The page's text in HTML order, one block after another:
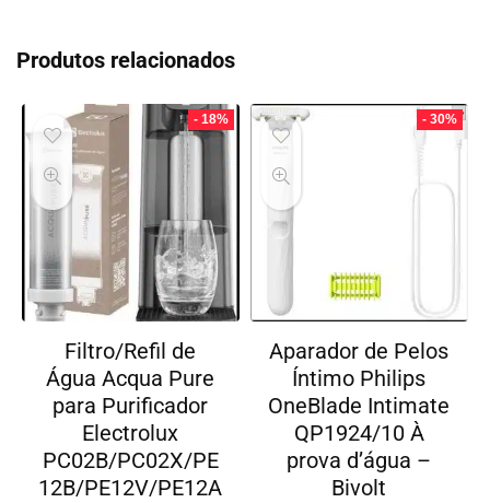
Produtos relacionados
- 18%
Filtro/Refil de
Água Acqua Pure
para Purificador
Electrolux
PC02B/PC02X/PE
12B/PE12V/PE12A
- 30%
Aparador de Pelos
Íntimo Philips
OneBlade Intimate
QP1924/10 À
prova d’água –
Bivolt